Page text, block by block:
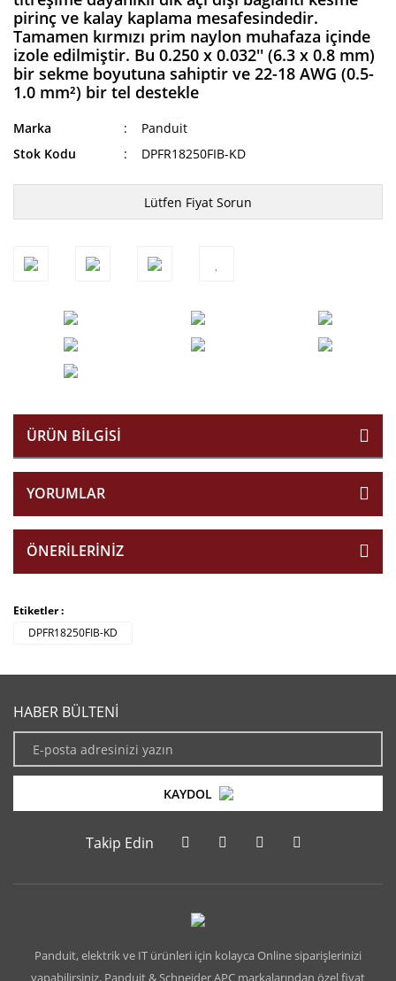
pirinç ve kalay kaplama mesafesindedir.
Tamamen kırmızı prim naylon muhafaza içinde
izole edilmiştir. Bu 0.250 x 0.032'' (6.3 x 0.8 mm)
bir sekme boyutuna sahiptir ve 22-18 AWG (0.5-
1.0 mm²) bir tel destekle
Marka
Panduit
Stok Kodu
DPFR18250FIB-KD
Lütfen Fiyat Sorun
ÜRÜN BILGISI
YORUMLAR
ÖNERILERINIZ
Etiketler :
DPFR18250FIB-KD
HABER BÜLTENİ
KAYDOL
Takip Edin
Panduit, elektrik ve IT ürünleri için kolayca Online siparişlerinizi
yapabilirsiniz. Panduit & Schneider APC markalarından özel fiyat